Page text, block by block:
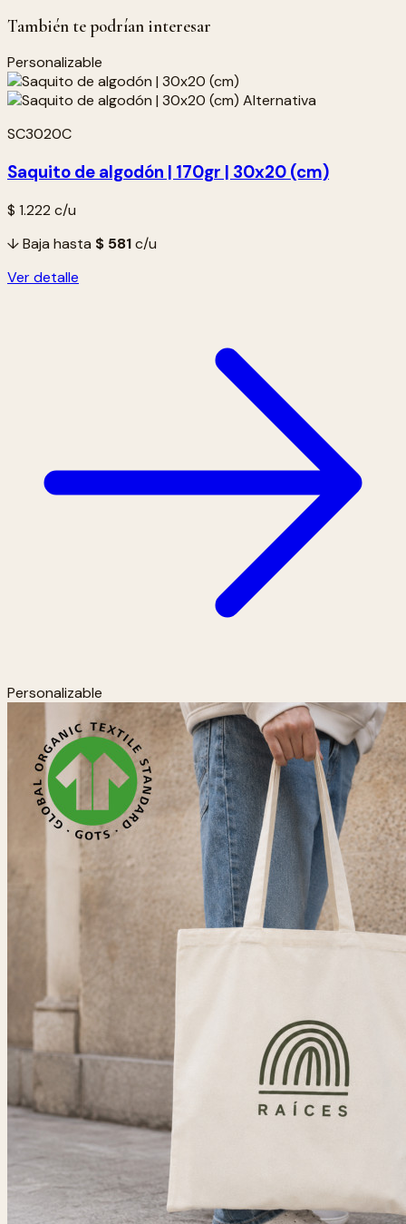
También te podrían interesar
Personalizable
SC3020C
Saquito de algodón | 170gr | 30x20 (cm)
$ 1.222 c/u
↓ Baja hasta $ 581c/u
Ver detalle
Personalizable